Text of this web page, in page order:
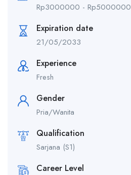
Rp3000000 - Rp5000000
Expiration date
21/05/2033
Experience
Fresh
Gender
Pria/Wanita
Qualification
Sarjana (S1)
Career Level